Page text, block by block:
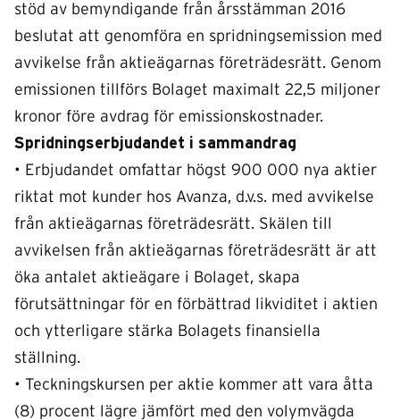
stöd av bemyndigande från årsstämman 2016
beslutat att genomföra en spridningsemission med
avvikelse från aktieägarnas företrädesrätt. Genom
emissionen tillförs Bolaget maximalt 22,5 miljoner
kronor före avdrag för emissionskostnader.
Spridningserbjudandet i sammandrag
• Erbjudandet omfattar högst 900 000 nya aktier
riktat mot kunder hos Avanza, d.v.s. med avvikelse
från aktieägarnas företrädesrätt. Skälen till
avvikelsen från aktieägarnas företrädesrätt är att
öka antalet aktieägare i Bolaget, skapa
förutsättningar för en förbättrad likviditet i aktien
och ytterligare stärka Bolagets finansiella
ställning.
• Teckningskursen per aktie kommer att vara åtta
(8) procent lägre jämfört med den volymvägda